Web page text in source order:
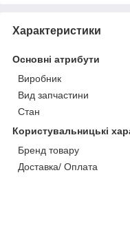
Характеристики
Основні атрибути
Виробник
Вид запчастини
Стан
Користувальницькі
Бренд товару
Доставка/ Оплата